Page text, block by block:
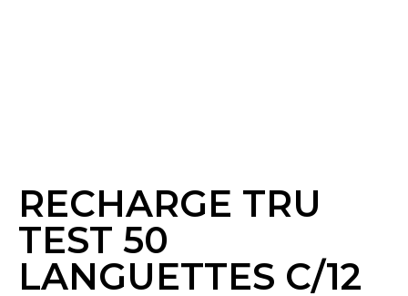
RECHARGE TRU
TEST 50
LANGUETTES C/12